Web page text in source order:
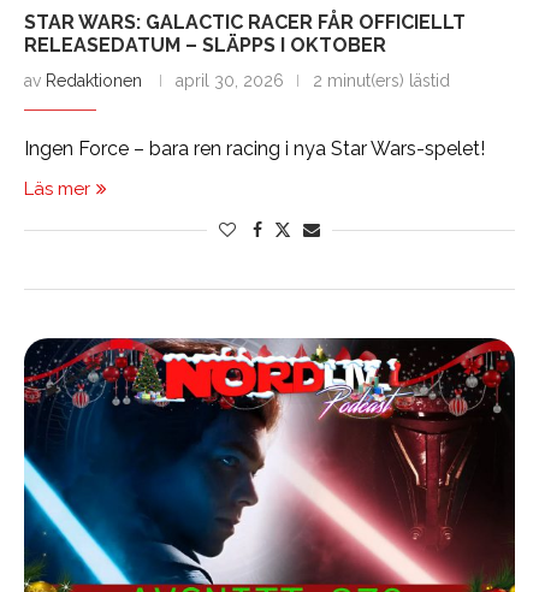
STAR WARS: GALACTIC RACER FÅR OFFICIELLT
RELEASEDATUM – SLÄPPS I OKTOBER
av Redaktionen april 30, 2026 2 minut(ers) lästid
Ingen Force – bara ren racing i nya Star Wars-spelet!
Läs mer